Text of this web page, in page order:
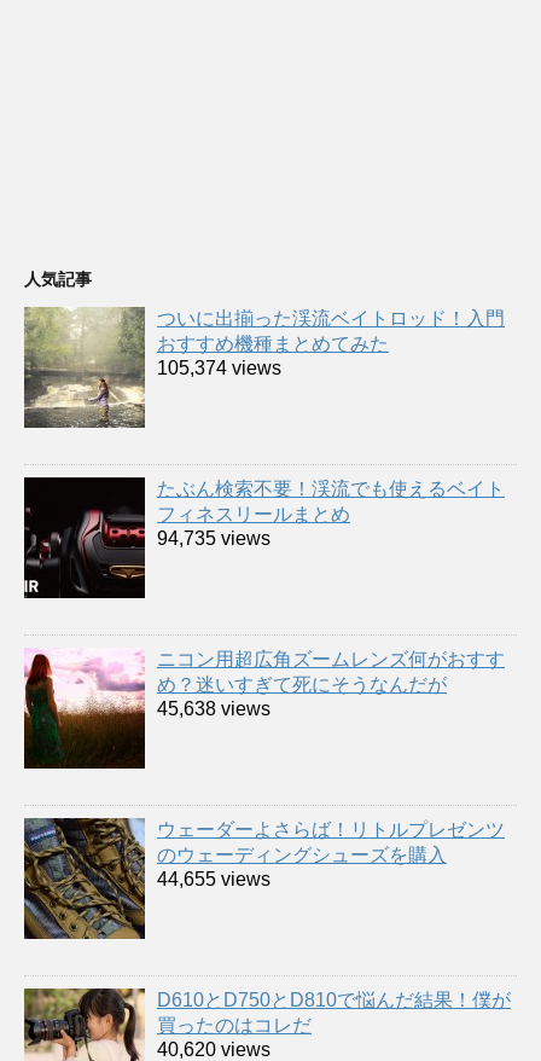
人気記事
ついに出揃った渓流ベイトロッド！入門
おすすめ機種まとめてみた
105,374 views
たぶん検索不要！渓流でも使えるベイト
フィネスリールまとめ
94,735 views
ニコン用超広角ズームレンズ何がおすす
め？迷いすぎて死にそうなんだが
45,638 views
ウェーダーよさらば！リトルプレゼンツ
のウェーディングシューズを購入
44,655 views
D610とD750とD810で悩んだ結果！僕が
買ったのはコレだ
40,620 views